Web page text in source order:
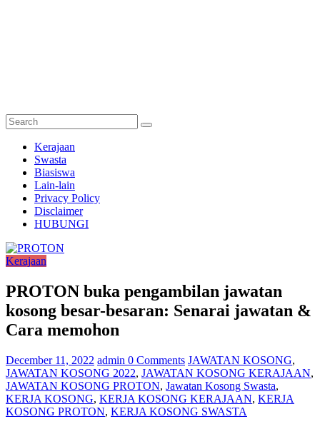
Semakan
Bantuan
Semakan
untuk
semua
Kerajaan
Swasta
Biasiswa
Lain-lain
Privacy Policy
Disclaimer
HUBUNGI
Kerajaan
PROTON buka pengambilan jawatan
kosong besar-besaran: Senarai jawatan &
Cara memohon
December 11, 2022 admin 0 Comments JAWATAN KOSONG,
JAWATAN KOSONG 2022, JAWATAN KOSONG KERAJAAN,
JAWATAN KOSONG PROTON, Jawatan Kosong Swasta,
KERJA KOSONG, KERJA KOSONG KERAJAAN, KERJA
KOSONG PROTON, KERJA KOSONG SWASTA